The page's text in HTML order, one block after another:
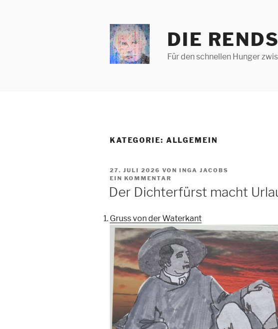
DIE
Für den schnellen Hunger
KATEGORIE: ALLGEMEIN
VERÖFFENTLICHT
AM
27. JULI 2026 VON INGA JACOBS
EIN KOMMENTAR
Der Dichterfürst macht
Gruss von der Waterkant